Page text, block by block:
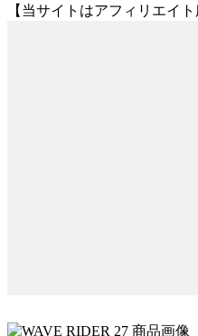
【当サイトはアフィリエイ